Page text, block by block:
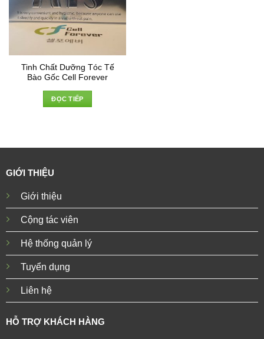
Tinh Chất Dưỡng Tóc Tế
Bào Gốc Cell Forever
ĐỌC TIẾP
GIỚI THIỆU
Giới thiệu
Cộng tác viên
Hệ thống quản lý
Tuyển dụng
Liên hệ
HỖ TRỢ KHÁCH HÀNG